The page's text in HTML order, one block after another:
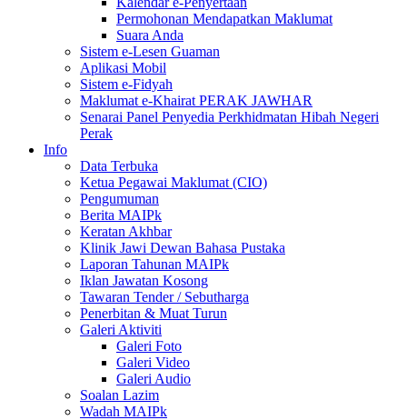
Permohonan Mendapatkan Maklumat
Suara Anda
Sistem e-Lesen Guaman
Aplikasi Mobil
Sistem e-Fidyah
Maklumat e-Khairat PERAK JAWHAR
Senarai Panel Penyedia Perkhidmatan Hibah Negeri
Perak
Info
Data Terbuka
Ketua Pegawai Maklumat (CIO)
Pengumuman
Berita MAIPk
Keratan Akhbar
Klinik Jawi Dewan Bahasa Pustaka
Laporan Tahunan MAIPk
Iklan Jawatan Kosong
Tawaran Tender / Sebutharga
Penerbitan & Muat Turun
Galeri Aktiviti
Galeri Foto
Galeri Video
Galeri Audio
Soalan Lazim
Wadah MAIPk